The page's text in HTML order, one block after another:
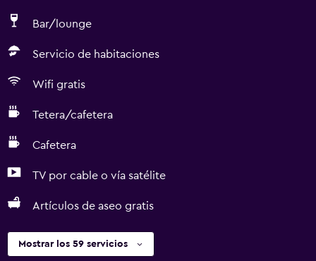
Bar/lounge
Servicio de habitaciones
Wifi gratis
Tetera/cafetera
Cafetera
TV por cable o vía satélite
Artículos de aseo gratis
Mostrar los 59 servicios